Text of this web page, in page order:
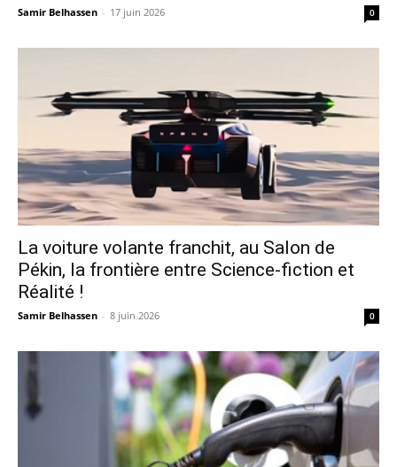
Samir Belhassen - 17 juin 2026 0
La voiture volante franchit, au Salon de
Pékin, la frontière entre Science-fiction et
Réalité !
Samir Belhassen - 8 juin 2026 0